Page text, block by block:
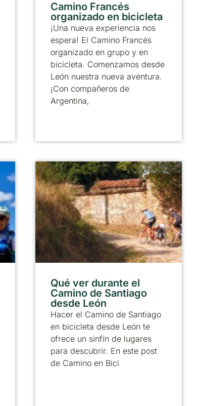
Camino Francés
organizado en bicicleta
¡Una nueva experiencia nos
espera! El Camino Francés
organizado en grupo y en
bicicleta. Comenzamos desde
León nuestra nueva aventura.
¡Con compañeros de
Argentina,
Qué ver durante el
Camino de Santiago
desde León
Hacer el Camino de Santiago
en bicicleta desde León te
ofrece un sinfín de lugares
para descubrir. En este post
de Camino en Bici